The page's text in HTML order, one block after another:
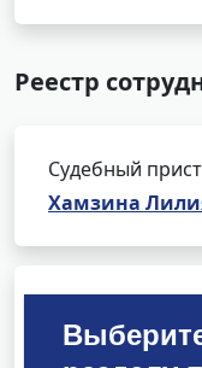
Реестр
Судебный
Хамзина